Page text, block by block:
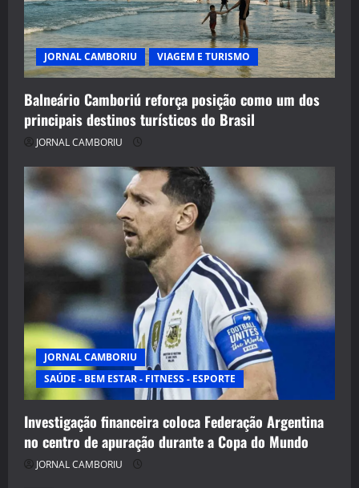
JORNAL CAMBORIU VIAGEM E TURISMO
Balneário Camboriú reforça posição como um dos
principais destinos turísticos do Brasil
JORNAL CAMBORIU
JORNAL CAMBORIU
SAÚDE - BEM ESTAR - FITNESS - ESPORTE
Investigação financeira coloca Federação Argentina
no centro de apuração durante a Copa do Mundo
JORNAL CAMBORIU